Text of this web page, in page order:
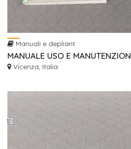
Manuali e depliant
Vicenza, Italia